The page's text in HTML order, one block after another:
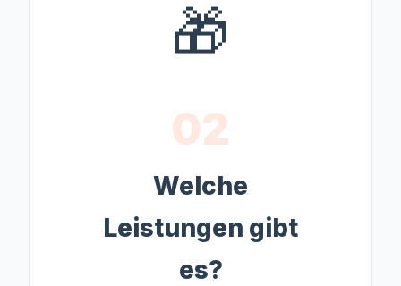
🎁
02
Welche
Leistungen gibt
es?